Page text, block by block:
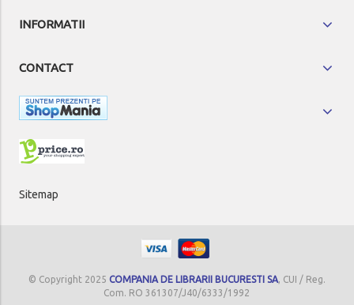
INFORMATII
CONTACT
Sitemap
© Copyright 2025 COMPANIA DE LIBRARII BUCURESTI SA, CUI / Reg.
Com. RO 361307/J40/6333/1992